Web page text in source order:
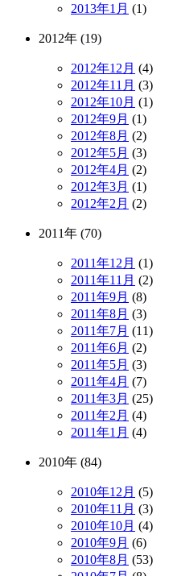
2013年1月 (1)
2012年 (19)
2012年12月 (4)
2012年11月 (3)
2012年10月 (1)
2012年9月 (1)
2012年8月 (2)
2012年5月 (3)
2012年4月 (2)
2012年3月 (1)
2012年2月 (2)
2011年 (70)
2011年12月 (1)
2011年11月 (2)
2011年9月 (8)
2011年8月 (3)
2011年7月 (11)
2011年6月 (2)
2011年5月 (3)
2011年4月 (7)
2011年3月 (25)
2011年2月 (4)
2011年1月 (4)
2010年 (84)
2010年12月 (5)
2010年11月 (3)
2010年10月 (4)
2010年9月 (6)
2010年8月 (53)